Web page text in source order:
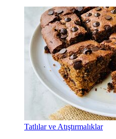
Tatlılar ve Atıştırmalıklar